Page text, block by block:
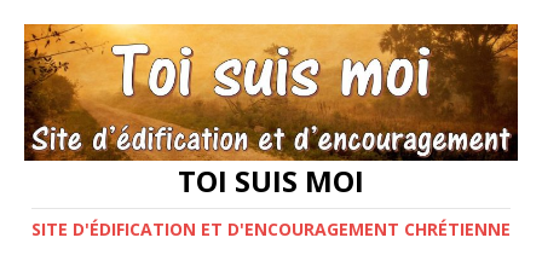
TOI SUIS MOI
SITE D'ÉDIFICATION ET D'ENCOURAGEMENT CHRÉTIENNE